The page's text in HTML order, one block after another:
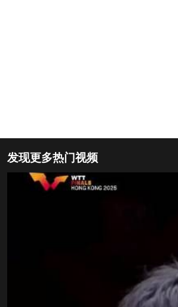
发现更多热门视频